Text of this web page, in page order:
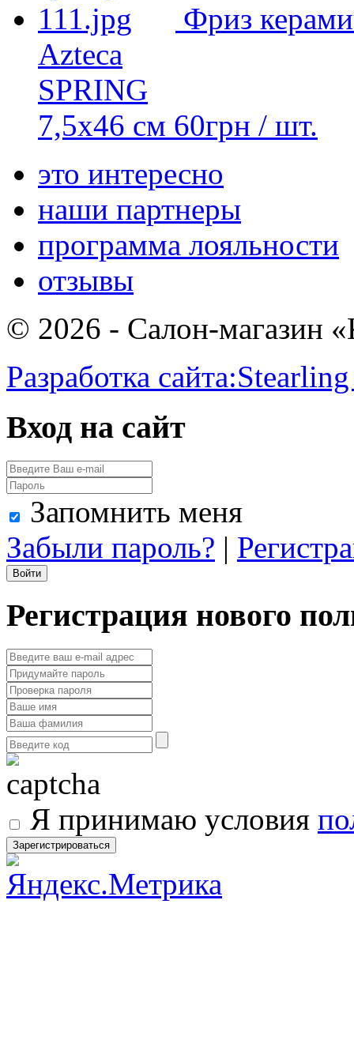
Фриз
Azteca
SPRING
7,5x46 см 60грн / шт.
это интересно
наши партнеры
программа лояльности
отзывы
© 2026 - Салон-магазин
Разработка сайта:
Вход на сайт
Запомнить меня
Забыли пароль? |
Регистрация нового
Я принимаю условия